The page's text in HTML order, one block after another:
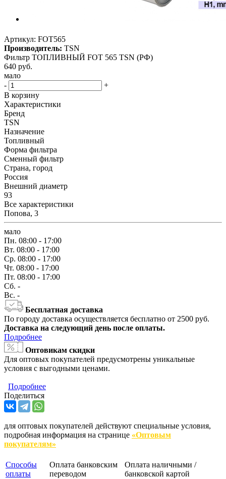
Артикул: FOT565
Производитель: TSN
Фильтр ТОПЛИВНЫЙ FOT 565 TSN (РФ)
640 руб.
мало
-
+
В корзину
Характеристики
Бренд
TSN
Назначение
Топливный
Форма фильтра
Сменный фильтр
Страна, город
Россия
Внешний диаметр
93
Все характеристики
Попова, 3
мало
Пн. 08:00 - 17:00
Вт. 08:00 - 17:00
Ср. 08:00 - 17:00
Чт. 08:00 - 17:00
Пт. 08:00 - 17:00
Сб. -
Вс. -
Бесплатная доставка
По городу доставка осуществляется бесплатно от 2500 руб.
Доставка на следующий день после оплаты.
Подробнее
Оптовикам скидки
Для оптовых покупателей предусмотрены уникальные
условия с выгодными ценами.
Подробнее
Поделиться
для оптовых покупателей действуют специальные условия,
подробная информация на странице «Оптовым
покупателям»
Способы
оплаты
Оплата банковским
переводом
Оплата наличными /
банковской картой